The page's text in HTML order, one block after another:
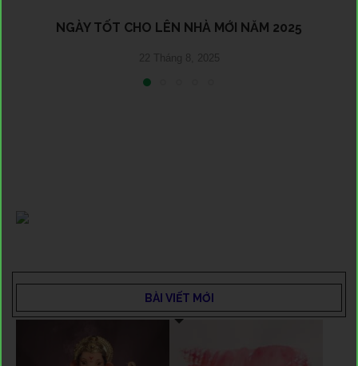
NGÀY TỐT CHO LÊN NHÀ MỚI NĂM 2025
22 Tháng 8, 2025
BÀI VIẾT MỚI